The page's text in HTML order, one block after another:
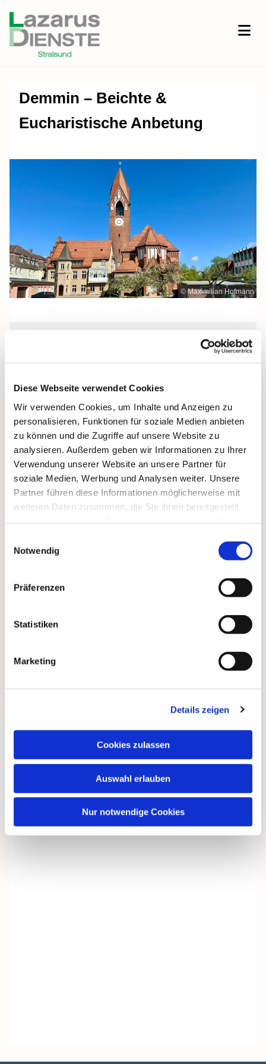
Diese Webseite verwendet Cookies
Wir verwenden Cookies, um Inhalte und Anzeigen zu
personalisieren, Funktionen für soziale Medien anbieten
zu können und die Zugriffe auf unsere Website zu
analysieren. Außerdem geben wir Informationen zu Ihrer
Verwendung unserer Website an unsere Partner für
soziale Medien, Werbung und Analysen weiter. Unsere
Partner führen diese Informationen möglicherweise mit
weiteren Daten zusammen, die Sie ihnen bereitgestellt
Notwendig
Präferenzen
Statistiken
Marketing
Details zeigen
Cookies zulassen
Auswahl erlauben
Nur notwendige Cookies
Demmin – Beichte &
Eucharistische Anbetung
© Maximilian Hofmann
Freitag, 18. September 2026, 09:30
Maria Rosenkranzkönigin, Demmin,
Reiferstraße 2A, 17109 Demmin
interessieren